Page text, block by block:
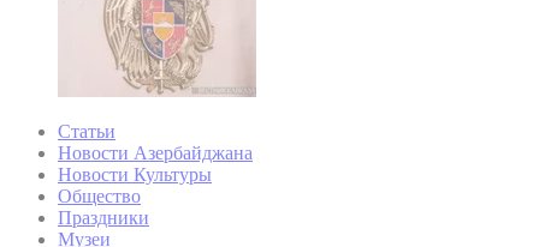
Статьи
Новости Азербайджана
Новости Культуры
Общество
Праздники
Музеи